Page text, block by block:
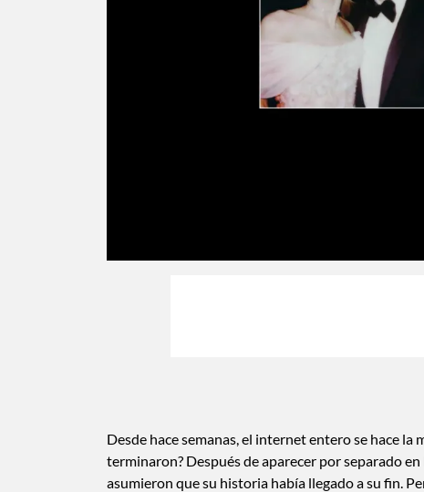
Desde hace semanas, el internet entero se hace
terminaron? Después de aparecer por separado
asumieron que su historia había llegado a su fin.